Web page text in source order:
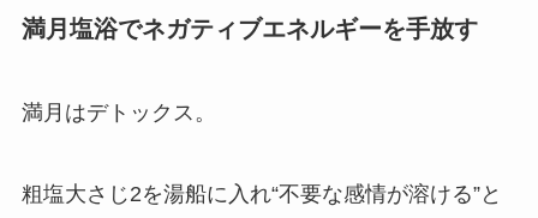
満月塩浴でネガティブエネルギーを手放す
満月はデトックス。
粗塩大さじ2を湯船に入れ“不要な感情が溶ける”と